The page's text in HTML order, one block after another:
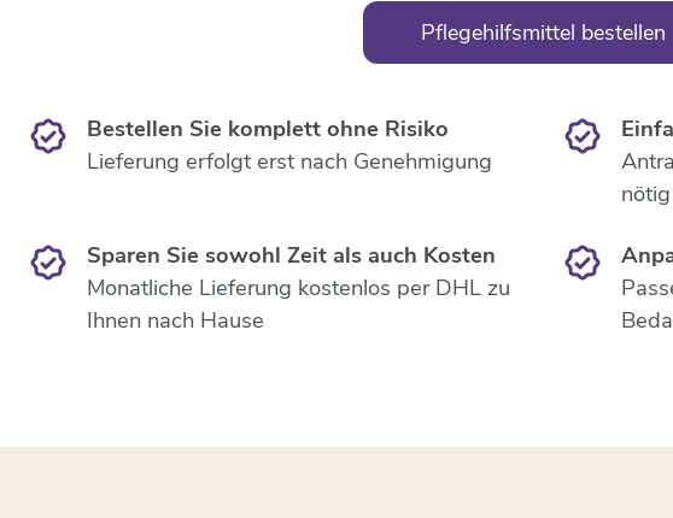
Pflegehilfsmittel bestellen
Bestellen Sie komplett ohne Risiko
Lieferung erfolgt erst nach Genehmigung
nötig
Sparen Sie sowohl Zeit als auch Kosten
Monatliche Lieferung kostenlos per DHL zu
Ihnen nach Hause